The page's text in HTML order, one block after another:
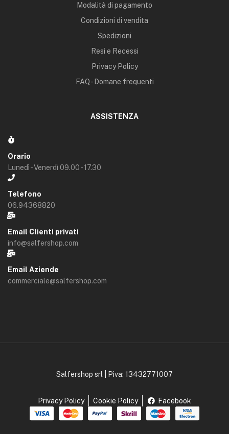
Modalità di pagamento
Condizioni di vendita
Spedizioni
Resi e Recessi
Privacy Policy
FAQ - Domane frequenti
ASSISTENZA
Orario
Lunedì - Venerdì 09.00 - 17.30
Telefono
06.94368820
Email Clienti privati
info@salfershop.com
Email Aziende
commerciale@salfershop.com
Salfershop srl | Piva: 13432771007
Privacy Policy Cookie Policy Facebook